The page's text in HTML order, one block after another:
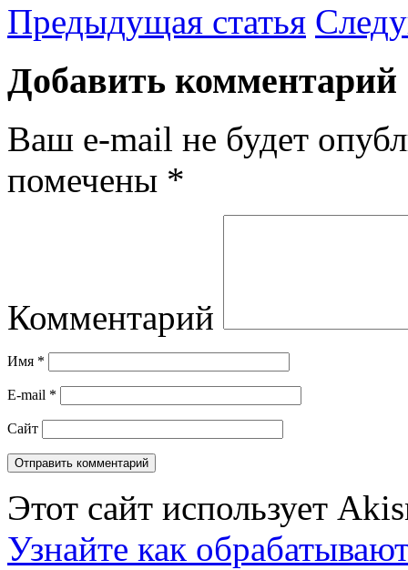
Предыдущая статья
Добавить комментарий
Ваш e-mail не будет
помечены *
Комментарий
Имя *
E-mail *
Сайт
Этот сайт использует
Узнайте как